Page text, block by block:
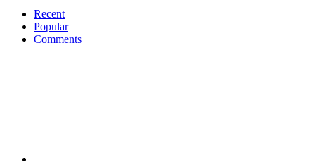
Recent
Popular
Comments